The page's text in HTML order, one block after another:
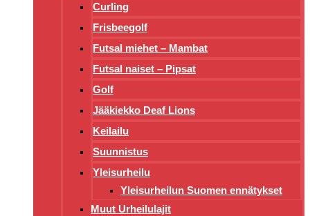
Curling
Frisbeegolf
Futsal miehet – Mambat
Futsal naiset – Pipsat
Golf
Jääkiekko Deaf Lions
Keilailu
Suunnistus
Yleisurheilu
Yleisurheilun Suomen ennätykset
Muut Urheilulajit